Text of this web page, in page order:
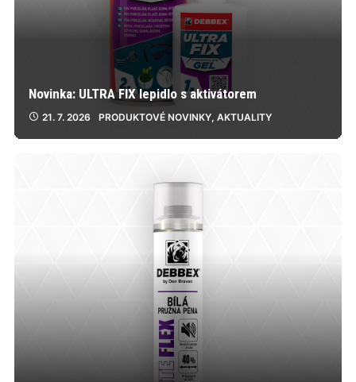
Novinka: ULTRA FIX lepidlo s aktivátorem
21. 7. 2026 PRODUKTOVÉ NOVINKY, AKTUALITY